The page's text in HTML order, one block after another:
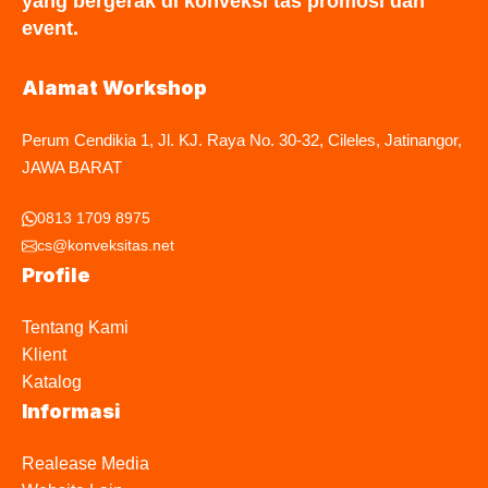
event.
Alamat Workshop
Perum Cendikia 1, Jl. KJ. Raya No. 30-32, Cileles, Jatinangor,
JAWA BARAT
0813 1709 8975
cs@konveksitas.net
Profile
Tentang Kami
Klient
Katalog
Informasi
Realease Media